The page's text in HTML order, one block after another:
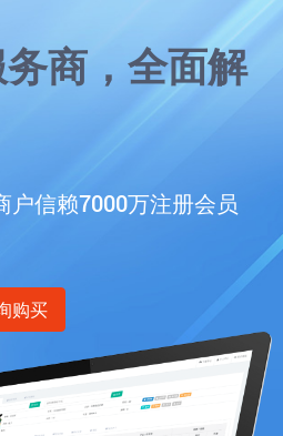
商，全面解
户信赖7000万注册会员
购买